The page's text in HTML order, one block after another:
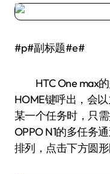
#p#副标题#e#
HTC One max的
HOME键呼出，会
某一个任务时，只
OPPO N1的多任务
排列，点击下方圆